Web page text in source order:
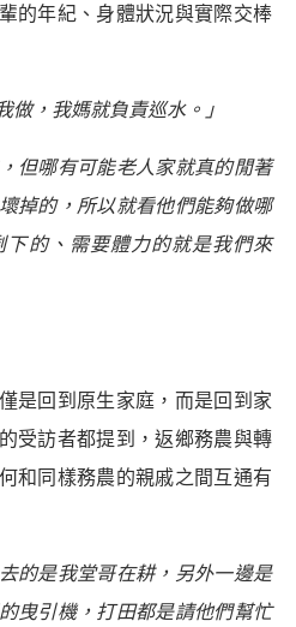
的年紀、身體狀況與實際交棒
做，我媽就負責巡水。」
但哪有可能老人家就真的閒著
掉的，所以就看他們能夠做哪
的、需要體力的就是我們來
是回到原生家庭，而是回到家
受訪者都提到，返鄉務農與轉
和同樣務農的親戚之間互通有
的是我堂哥在耕，另外一邊是
曳引機，打田都是請他們幫忙